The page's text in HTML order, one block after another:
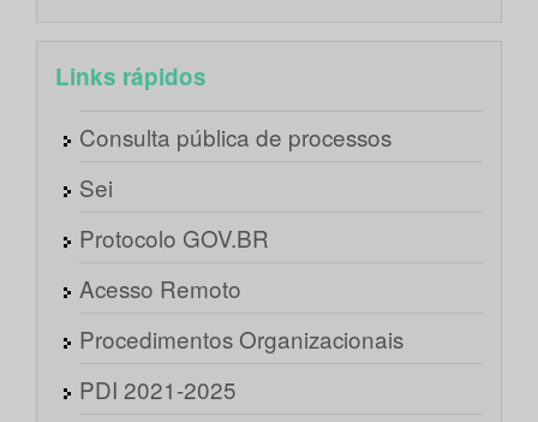
Links rápidos
Consulta pública de processos
Sei
Protocolo GOV.BR
Acesso Remoto
Procedimentos Organizacionais
PDI 2021-2025